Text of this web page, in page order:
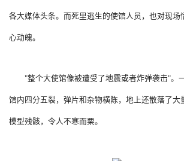
各大媒体头条。而死里逃生的使馆人员，也对现场
心动魄。
"整个大使馆像被遭受了地震或者炸弹袭击"。
馆内四分五裂，弹片和杂物横陈，地上还散落了大
模型残骸，令人不寒而栗。